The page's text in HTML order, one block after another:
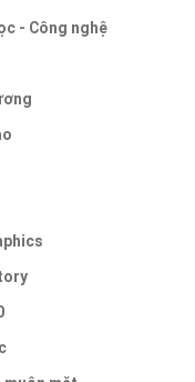
- Công nghệ